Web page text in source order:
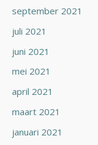
september 2021
juli 2021
juni 2021
mei 2021
april 2021
maart 2021
januari 2021